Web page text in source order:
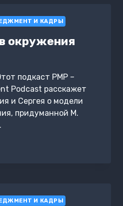
И КАДРЫ
окружения
подкаст PMP –
Podcast расскажет
и Сергея о модели
придуманной М.
И КАДРЫ